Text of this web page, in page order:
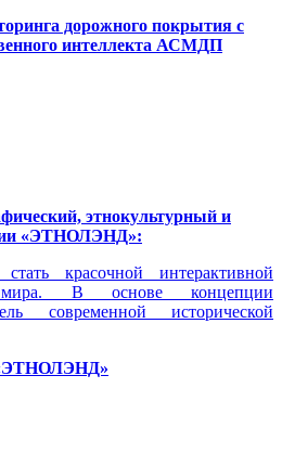
дорожного покрытия с
интеллекта АСМДП
этнокультурный и
«ЭТНОЛЭНД»:
красочной интерактивной
мира. В основе концепции
исторической
«ЭТНОЛЭНД»